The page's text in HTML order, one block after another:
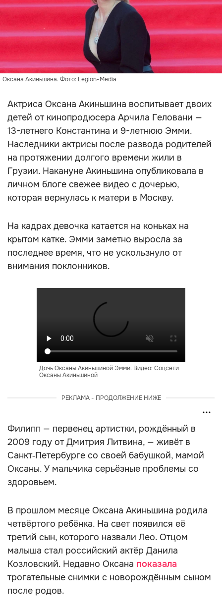
Оксана Акиньшина. Фото: Legion-Media
Актриса Оксана Акиньшина воспитывает двоих
детей от кинопродюсера Арчила Геловани —
13-летнего Константина и 9-летнюю Эмми.
Наследники актрисы после развода родителей
на протяжении долгого времени жили в
Грузии. Накануне Акиньшина опубликовала в
личном блоге свежее видео с дочерью,
которая вернулась к матери в Москву.
На кадрах девочка катается на коньках на
крытом катке. Эмми заметно выросла за
последнее время, что не ускользнуло от
внимания поклонников.
Дочь Оксаны Акиньшиной Эмми. Видео: Соцсети
Оксаны Акиньшиной
РЕКЛАМА - ПРОДОЛЖЕНИЕ НИЖЕ
Филипп — первенец артистки, рождённый в
2009 году от Дмитрия Литвина, — живёт в
Санкт‑Петербурге со своей бабушкой, мамой
Оксаны. У мальчика серьёзные проблемы со
здоровьем.
В прошлом месяце Оксана Акиньшина родила
четвёртого ребёнка. На свет появился её
третий сын, которого назвали Лео. Отцом
малыша стал российский актёр Данила
Козловский. Недавно Оксана показала
трогательные снимки с новорождённым сыном
после родов.